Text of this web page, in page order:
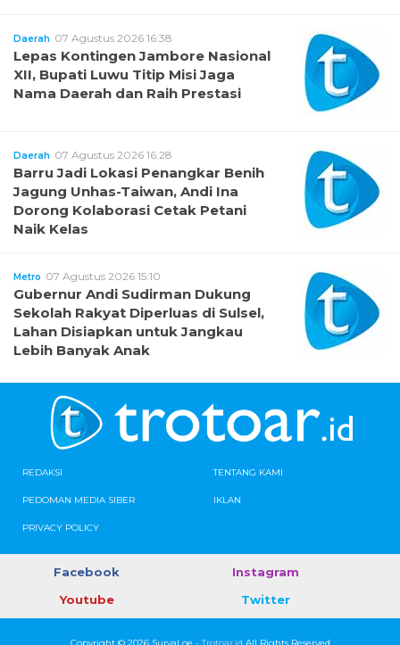
Daerah 07 Agustus 2026 16:38
Lepas Kontingen Jambore Nasional
XII, Bupati Luwu Titip Misi Jaga
Nama Daerah dan Raih Prestasi
Daerah 07 Agustus 2026 16:28
Barru Jadi Lokasi Penangkar Benih
Jagung Unhas-Taiwan, Andi Ina
Dorong Kolaborasi Cetak Petani
Naik Kelas
Metro 07 Agustus 2026 15:10
Gubernur Andi Sudirman Dukung
Sekolah Rakyat Diperluas di Sulsel,
Lahan Disiapkan untuk Jangkau
Lebih Banyak Anak
REDAKSI TENTANG KAMI
PEDOMAN MEDIA SIBER IKLAN
PRIVACY POLICY
Facebook
Instagram
Youtube
Twitter